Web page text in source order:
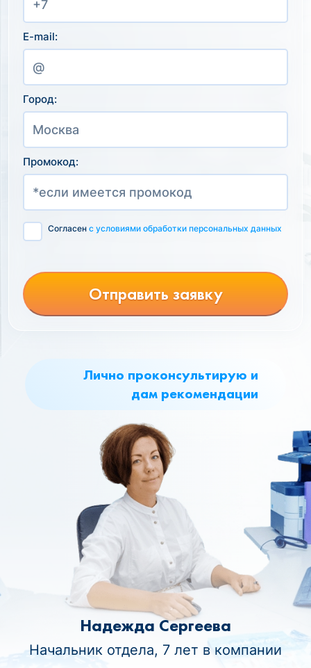
Лично проконсультирую и
дам рекомендации
Надежда Сергеева
Начальник отдела, 7 лет в компании
E-mail:
Город:
Промокод:
Согласен с условиями обработки персональных данных
Отправить заявку